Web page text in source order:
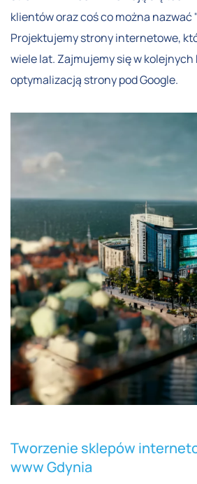
klientów oraz coś co można nazwać
Projektujemy strony internetowe,
wiele lat. Zajmujemy się w kolejnych
optymalizacją strony pod Google.
Tworzenie sklepów
www Gdynia